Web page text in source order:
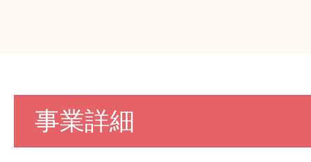
事業詳細